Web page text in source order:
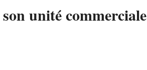
unité commerciale